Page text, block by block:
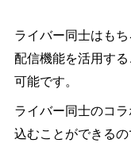
ライバー同士はも
配信機能を活用す
可能です。
ライバー同士のコ
込むことができる